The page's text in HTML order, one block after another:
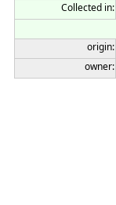
Collected in:
origin:
owner: